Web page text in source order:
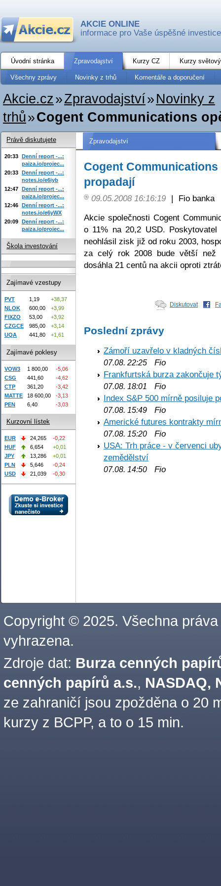
AKCIE ONLINE
informace pro Vaše úspěšné investice
Úvodní stránka Zpravodajství Kurzy CZ Kurzy
Všechny zprávy Novinky z trhů Komentáře a doporučení
Akcie.cz»Zpravodajství» Novinky z
trhů»Cogent Communications
Zpravodajství
Cogent
propadají
09.05.2008 16:16:19 |
Fio banka
Akcie společnosti Cogent
o 11% na 20,2 USD.
neohlásil zisk již od roku 2003,
za celý rok 2008 bude větší
dosáhla 21 centů na akcii oproti
Diskutovat
Poslední zprávy
Zámoří uzavřelo v kladných
07.08. 22:25 Fio
Frankfurtská burza zakončuje
07.08. 18:01
Fio
Index S&P 500 mírně posiluje
07.08. 15:49 Fio
Americké futures kontrakty
07.08. 15:20 Fio
USA: Trh práce - v červenci
zemědělství
07.08. 14:50 Fio
Právě diskutujete
20:33 Denní report -...:
paiza.io/projec...
20:33 Denní report -...:
notes.io/e6iyb
12:47 Denní report -...:
paiza.io/projec...
12:46 Denní report -...:
notes.io/e6yWX
20:09 Denní report -...:
paiza.io/projec...
Škola investování
Zajímavé vzestupy
PVT 1,19
+38,37
NLOK
600,00
+3,99
FIXZO
53,00
+3,92
CZGCE
985,00
+3,14
UQA
441,80 +1,61
Zajímavé poklesy
VOW3 1 800,00
-5,06
CSG
441,60
-4,62
CTP
361,20
-3,42
MATTE
18 600,00
-3,13
PEN
6,40 -3,03
Kurzovní lístek
EUR 24,265
-0,22
HUF
6,654
+0,01
JPY
13,286
+0,01
PLN
5,646
-0,24
USD
21,039 -0,30
Copyright © 2025. Všechna práva
vyhrazena.
Zdroje dat: Burza cenných
cenných papírů a.s., NASDAQ,
ze zahraničí jsou zpožděna o 20
kurzy z BCPP, a to o 15 min.